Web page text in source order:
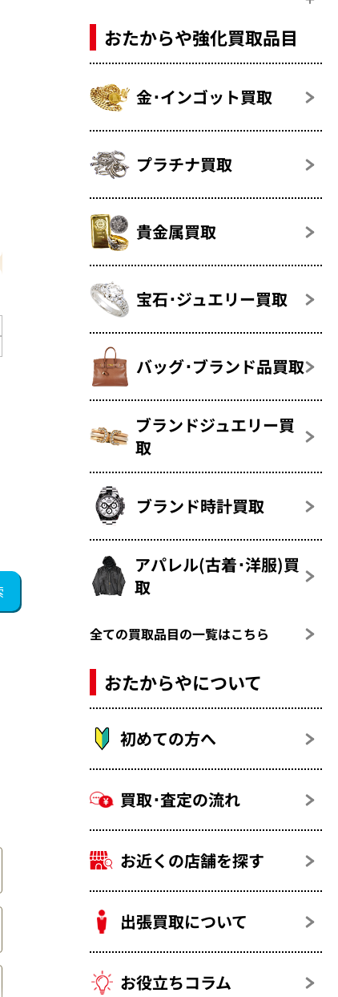
おたからや強化買取品目
金･インゴット買取
プラチナ買取
貴金属買取
宝石･ジュエリー買取
バッグ･ブランド品買取
ブランドジュエリー買
取
ブランド時計買取
アパレル(古着･洋服)買
取
全ての買取品目の一覧はこちら
おたからやについて
初めての方へ
買取･査定の流れ
お近くの店舗を探す
出張買取について
お役立ちコラム